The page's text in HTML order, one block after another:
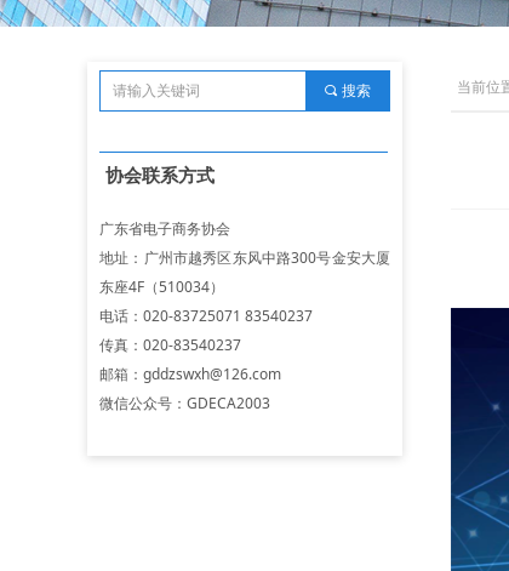
当前位
广东省电子商务协会
地址：广州市越秀区东风中路300号金安大厦
东座4F（510034）
电话：020-83725071 83540237
传真：020-83540237
邮箱：gddzswxh@126.com
微信公众号：GDECA2003
协会联系方式
끠 搜索